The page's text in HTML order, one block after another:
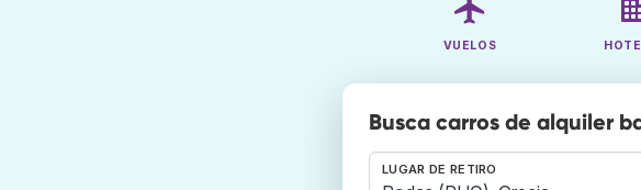
VUELOS
Busca carros de alquiler
LUGAR DE RETIRO